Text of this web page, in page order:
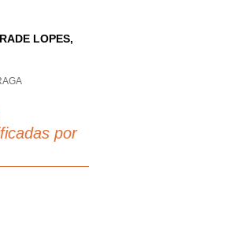
LOPES,
por